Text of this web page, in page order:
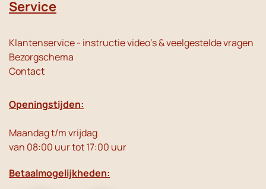
Service
Klantenservice - instructie video's & veelgestelde vragen
Bezorgschema
Contact
Openingstijden:
Maandag t/m vrijdag
van 08:00 uur tot 17:00 uur
Betaalmogelijkheden: